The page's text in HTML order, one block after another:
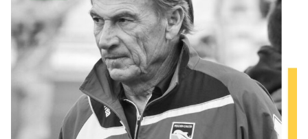
Calciomercato
Serie A
CLASSIFICA
Serie B